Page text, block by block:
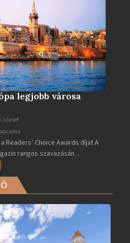
legjobb városa
József
Readers’ Choice Awards díjat A
rangos szavazásán...